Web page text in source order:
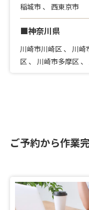
稲城市 、 西東京市
■神奈川県
川崎市川崎区 、 川崎
区 、 川崎市多摩区 、
ご予約から作業